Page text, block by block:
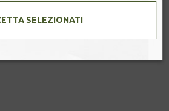
SELEZIONATI